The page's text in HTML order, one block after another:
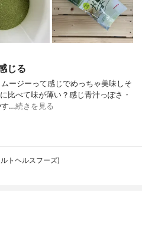
じる
ージーって感じでめっちゃ美味しそ
比べて味が薄い？感じ青汁っぽさ・
す…続きを見る
トヘルスフーズ)